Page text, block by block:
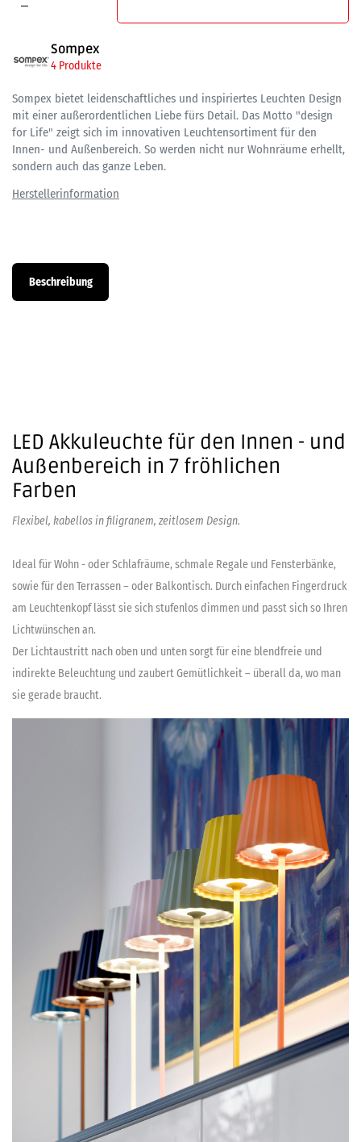
Sompex
4 Produkte
Sompex bietet leidenschaftliches und inspiriertes Leuchten Design
mit einer außerordentlichen Liebe fürs Detail. Das Motto "design
for Life" zeigt sich im innovativen Leuchtensortiment für den
Innen- und Außenbereich. So werden nicht nur Wohnräume erhellt,
sondern auch das ganze Leben.
Beschreibung
LED Akkuleuchte für den Innen - und
Außenbereich in 7 fröhlichen
Farben
Flexibel, kabellos in filigranem, zeitlosem Design.
Ideal für Wohn - oder Schlafräume, schmale Regale und Fensterbänke,
sowie für den Terrassen – oder Balkontisch. Durch einfachen Fingerdruck
am Leuchtenkopf lässt sie sich stufenlos dimmen und passt sich so Ihren
Lichtwünschen an.
Der Lichtaustritt nach oben und unten sorgt für eine blendfreie und
indirekte Beleuchtung und zaubert Gemütlichkeit – überall da, wo man
sie gerade braucht.